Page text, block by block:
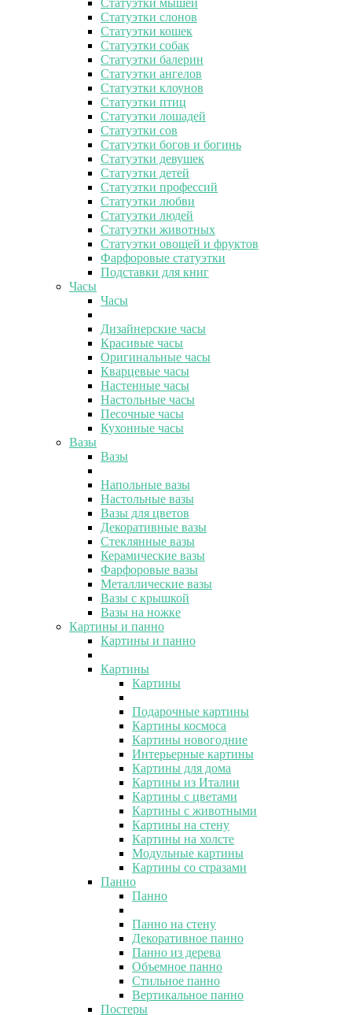
Статуэтки слонов
Статуэтки кошек
Статуэтки собак
Статуэтки балерин
Статуэтки ангелов
Статуэтки клоунов
Статуэтки птиц
Статуэтки лошадей
Статуэтки сов
Статуэтки богов и богинь
Статуэтки девушек
Статуэтки детей
Статуэтки профессий
Статуэтки любви
Статуэтки людей
Статуэтки животных
Статуэтки овощей и фруктов
Фарфоровые статуэтки
Подставки для книг
Часы
Часы
Дизайнерские часы
Красивые часы
Оригинальные часы
Кварцевые часы
Настенные часы
Настольные часы
Песочные часы
Кухонные часы
Вазы
Вазы
Напольные вазы
Настольные вазы
Вазы для цветов
Декоративные вазы
Стеклянные вазы
Керамические вазы
Фарфоровые вазы
Металлические вазы
Вазы с крышкой
Вазы на ножке
Картины и панно
Картины и панно
Картины
Картины
Подарочные картины
Картины космоса
Картины новогодние
Интерьерные картины
Картины для дома
Картины из Италии
Картины с цветами
Картины с животными
Картины на стену
Картины на холсте
Модульные картины
Картины со стразами
Панно
Панно
Панно на стену
Декоративное панно
Панно из дерева
Объемное панно
Стильное панно
Вертикальное панно
Постеры